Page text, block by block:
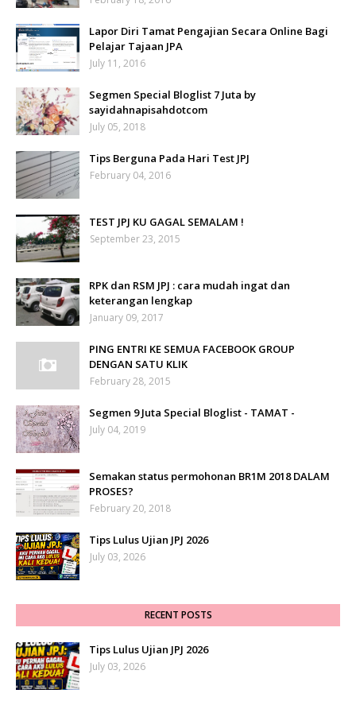
Lapor Diri Tamat Pengajian Secara Online Bagi
Pelajar Tajaan JPA
July 11, 2016
Segmen Special Bloglist 7 Juta by
sayidahnapisahdotcom
July 05, 2018
Tips Berguna Pada Hari Test JPJ
February 04, 2016
TEST JPJ KU GAGAL SEMALAM !
September 23, 2015
RPK dan RSM JPJ : cara mudah ingat dan
keterangan lengkap
January 09, 2017
PING ENTRI KE SEMUA FACEBOOK GROUP
DENGAN SATU KLIK
February 28, 2015
Segmen 9 Juta Special Bloglist - TAMAT -
July 04, 2019
Semakan status permohonan BR1M 2018 DALAM
PROSES?
February 20, 2018
Tips Lulus Ujian JPJ 2026
July 03, 2026
RECENT POSTS
Tips Lulus Ujian JPJ 2026
July 03, 2026